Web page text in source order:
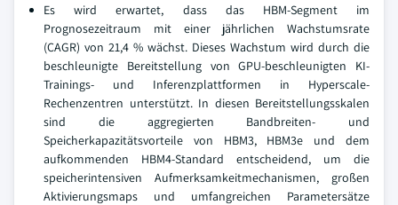
Es wird erwartet, dass das HBM-Segment im
Prognosezeitraum mit einer jährlichen Wachstumsrate
(CAGR) von 21,4 % wächst. Dieses Wachstum wird durch die
beschleunigte Bereitstellung von GPU-beschleunigten KI-
Trainings- und Inferenzplattformen in Hyperscale-
Rechenzentren unterstützt. In diesen Bereitstellungsskalen
sind die aggregierten Bandbreiten- und
Speicherkapazitätsvorteile von HBM3, HBM3e und dem
aufkommenden HBM4-Standard entscheidend, um die
speicherintensiven Aufmerksamkeitmechanismen, großen
Aktivierungsmaps und umfangreichen Parametersätze